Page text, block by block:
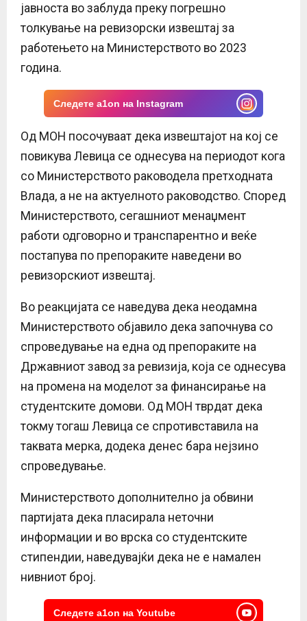
јавноста во заблуда преку погрешно
толкување на ревизорски извештај за
работењето на Министерството во 2023
година.
Следете a1on на Instagram
Од МОН посочуваат дека извештајот на кој се
повикува Левица се однесува на периодот кога
со Министерството раководела претходната
Влада, а не на актуелното раководство. Според
Министерството, сегашниот менаџмент
работи одговорно и транспарентно и веќе
постапува по препораките наведени во
ревизорскиот извештај.
Во реакцијата се наведува дека неодамна
Министерството објавило дека започнува со
спроведување на една од препораките на
Државниот завод за ревизија, која се однесува
на промена на моделот за финансирање на
студентските домови. Од МОН тврдат дека
токму тогаш Левица се спротивставила на
таквата мерка, додека денес бара нејзино
спроведување.
Министерството дополнително ја обвини
партијата дека пласирала неточни
информации и во врска со студентските
стипендии, наведувајќи дека не е намален
нивниот број.
Следете a1on на Youtube